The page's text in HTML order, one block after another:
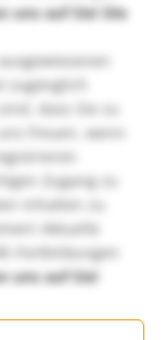
uns auf Sie! Die
dass Sie zu
freuen, wenn
Zugang zu
Inhalten zu
Aktuelle
Fortbildungen
uns auf Sie!